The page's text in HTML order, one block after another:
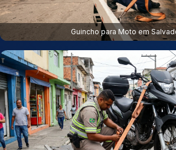
Guincho para Moto em